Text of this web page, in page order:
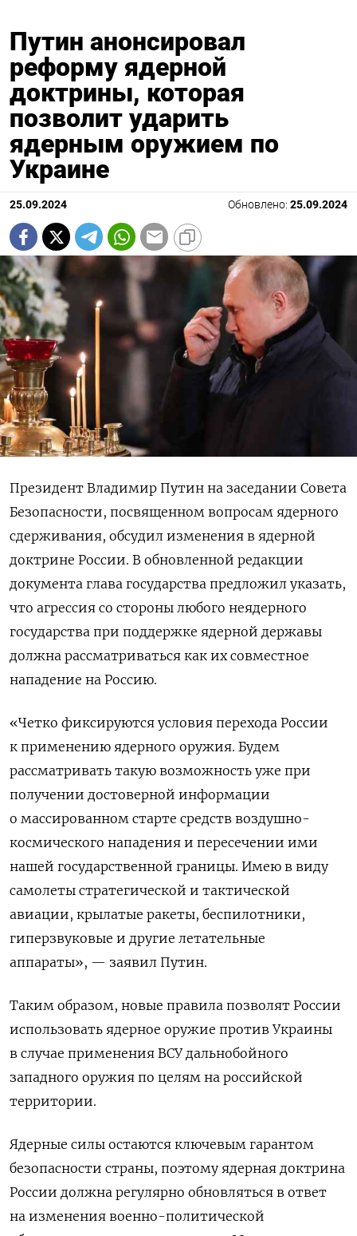
Путин анонсировал
реформу ядерной
доктрины, которая
позволит ударить
ядерным оружием по
Украине
25.09.2024 Обновлено: 25.09.2024
Президент Владимир Путин на заседании Совета
Безопасности, посвященном вопросам ядерного
сдерживания, обсудил изменения в ядерной
доктрине России. В обновленной редакции
документа глава государства предложил указать,
что агрессия со стороны любого неядерного
государства при поддержке ядерной державы
должна рассматриваться как их совместное
нападение на Россию.
«Четко фиксируются условия перехода России
к применению ядерного оружия. Будем
рассматривать такую возможность уже при
получении достоверной информации
о массированном старте средств воздушно-
космического нападения и пересечении ими
нашей государственной границы. Имею в виду
самолеты стратегической и тактической
авиации, крылатые ракеты, беспилотники,
гиперзвуковые и другие летательные
аппараты», — заявил Путин.
Таким образом, новые правила позволят России
использовать ядерное оружие против Украины
в случае применения ВСУ дальнобойного
западного оружия по целям на российской
территории.
Ядерные силы остаются ключевым гарантом
безопасности страны, поэтому ядерная доктрина
России должна регулярно обновляться в ответ
на изменения военно-политической